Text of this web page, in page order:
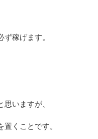
稼げます。
いますが、
くことです。